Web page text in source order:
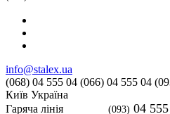
info@stalex.ua
(068) 04 555 04 (066) 04 555 04
Київ Україна
Гаряча лінія
(093) 04